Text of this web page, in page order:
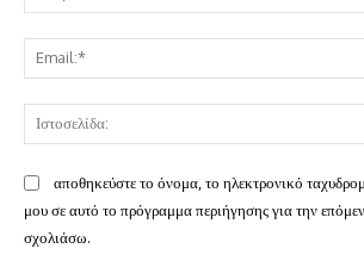
αποθηκεύστε το όνομα, το ηλεκτρονικό
μου σε αυτό το πρόγραμμα περιήγησης για την
σχολιάσω.